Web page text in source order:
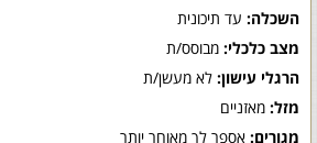
השכלה: עד תיכונית
מצב כלכלי: מבוסס/ת
הרגלי עישון: לא מעשן/ת
מזל: מאזניים
מגורים: אספר לך מאוחר יותר